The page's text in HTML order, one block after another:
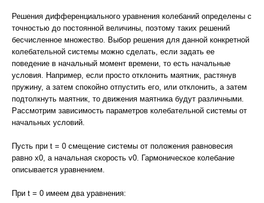
Решения дифференциального уравнения колебаний определены с
точностью до постоянной величины, поэтому таких решений
бесчисленное множество. Выбор решения для данной конкретной
колебательной системы можно сделать, если задать ее
поведение в начальный момент времени, то есть начальные
условия. Например, если просто отклонить маятник, растянув
пружину, а затем спокойно отпустить его, или отклонить, а затем
подтолкнуть маятник, то движения маятника будут различными.
Рассмотрим зависимость параметров колебательной системы от
начальных условий.
Пусть при t = 0 смещение системы от положения равновесия
равно х0, а начальная скорость v0. Гармоническое колебание
описывается уравнением.
При t = 0 имеем два уравнения: